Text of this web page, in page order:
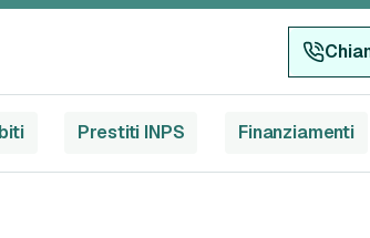
Prestiti INPS Finanziamenti